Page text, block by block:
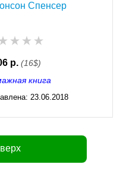
Спенсер
р. (16$)
книга
23.06.2018